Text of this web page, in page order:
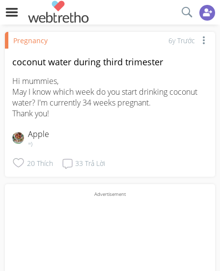
Pregnancy 6y Trước
coconut water during third trimester
Hi mummies,
May I know which week do you start drinking coconut
water? I'm currently 34 weeks pregnant.
Thank you!
Apple
=)
20 Thích 33 Trả Lời